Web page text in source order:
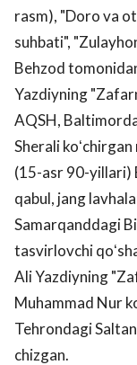
rasm), "Doro va
suhbati",
Behzod
Yazdiyning
AQSH,
Sherali
(15-asr 90-yillari)
qabul, jang
Samarqanddagi
tasvirlovchi
Ali Yazdiyning
Muhammad Nur
Tehrondagi
chizgan.